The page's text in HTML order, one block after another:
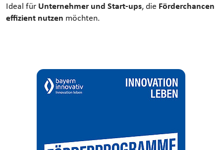
Ideal für Unternehmer und Start-ups, die Förderchancen
effizient nutzen möchten.